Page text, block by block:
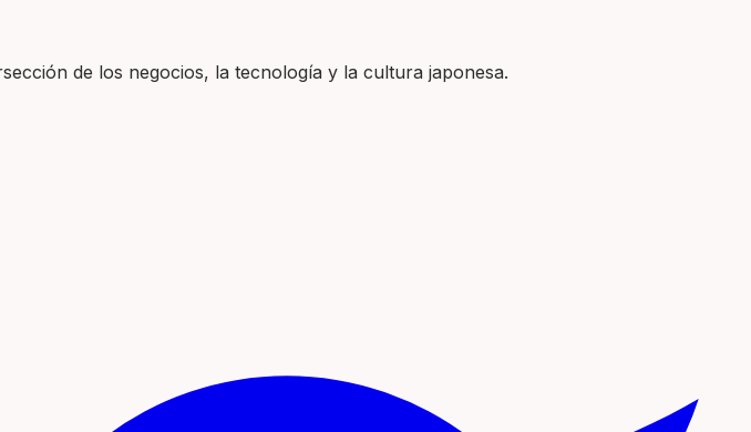
de los negocios, la tecnología y la cultura japonesa.